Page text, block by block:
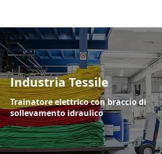
Industria Tessile
Trainatore elettrico con braccio di
sollevamento idraulico